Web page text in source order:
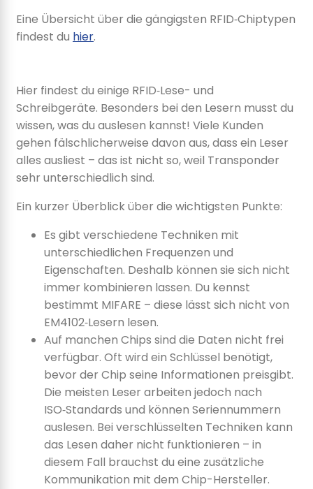
Eine Übersicht über die gängigsten RFID‑Chiptypen
findest du hier.
Hier findest du einige RFID‑Lese- und
Schreibgeräte. Besonders bei den Lesern musst du
wissen, was du auslesen kannst! Viele Kunden
gehen fälschlicherweise davon aus, dass ein Leser
alles ausliest – das ist nicht so, weil Transponder
sehr unterschiedlich sind.
Ein kurzer Überblick über die wichtigsten Punkte:
Es gibt verschiedene Techniken mit
unterschiedlichen Frequenzen und
Eigenschaften. Deshalb können sie sich nicht
immer kombinieren lassen. Du kennst
bestimmt MIFARE – diese lässt sich nicht von
EM4102‑Lesern lesen.
Auf manchen Chips sind die Daten nicht frei
verfügbar. Oft wird ein Schlüssel benötigt,
bevor der Chip seine Informationen preisgibt.
Die meisten Leser arbeiten jedoch nach
ISO‑Standards und können Seriennummern
auslesen. Bei verschlüsselten Techniken kann
das Lesen daher nicht funktionieren – in
diesem Fall brauchst du eine zusätzliche
Kommunikation mit dem Chip-Hersteller.